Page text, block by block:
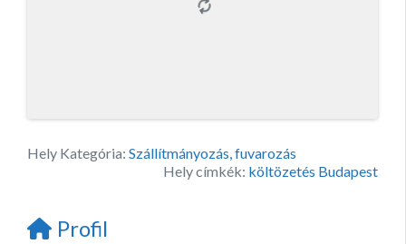
Hely Kategória: Szállítmányozás, fuvarozás
Hely címkék: költözetés Budapest
Profil